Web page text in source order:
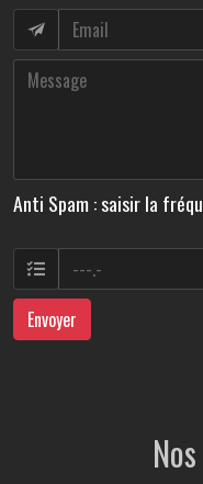
Anti Spam : saisir la
Envoyer